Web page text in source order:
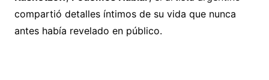
compartió detalles íntimos de su vida que nunca
antes había revelado en público.